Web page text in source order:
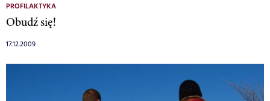
PROFILAKTYKA
Obudź się!
17.12.2009